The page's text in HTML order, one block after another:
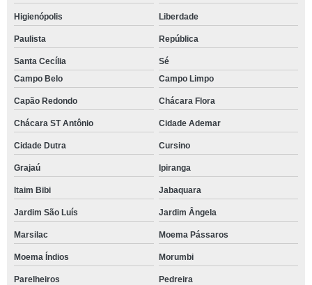
Higienópolis Liberdade
Paulista República
Santa Cecília
Sé
Campo Belo
Campo Limpo
Capão Redondo Chácara Flora
Chácara ST Antônio Cidade Ademar
Cidade Dutra Cursino
Grajaú Ipiranga
Itaim Bibi Jabaquara
Jardim São Luís Jardim Ângela
Marsilac Moema Pássaros
Moema Índios Morumbi
Parelheiros Pedreira